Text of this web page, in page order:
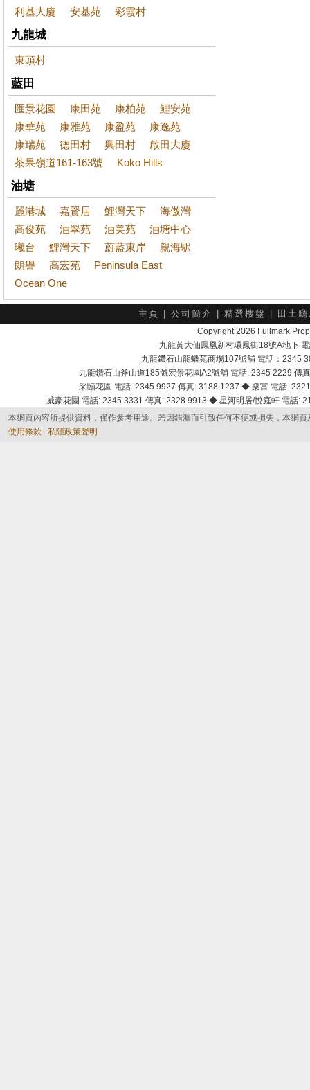
利基大廈 安基苑 彩霞村
九龍城
東頭村
藍田
匯景花園 康田苑 康柏苑
鯉安苑
康華苑
康雅苑 康盈苑
康逸苑
康瑞苑
德田村 興田村
啟田大廈
茶果嶺道161-163號
Koko Hills
油塘
麗港城 嘉賢居 鯉灣天下
海傲灣
高俊苑
油翠苑 油美苑
油塘中心
曦台
鯉灣天下 蔚藍東岸
親海駅
朗譽
高宏苑
Peninsula East
Ocean One
主頁 公司簡介 精選樓盤 田土
Copyright 2026 Fullmark
九龍黃大仙鳳凰新村環鳳街18號A地下
九龍鑽石山龍蟠苑商場107號舖 電話：2345
九龍鑽石山斧山道185號宏景花園A2號舖 電話: 2345 2229
采頣花園 電話: 2345 9927 傳真: 3188 1237 ◆ 樂富 電話:
威豪花園 電話: 2345 3331 傳真: 2328 9913 ◆ 星河明居/悅庭軒 電話
本網頁內容所提供資料，僅作參考用途。若因錯漏而引致任何不便或損失，本網
使用條款
私隱政策聲明